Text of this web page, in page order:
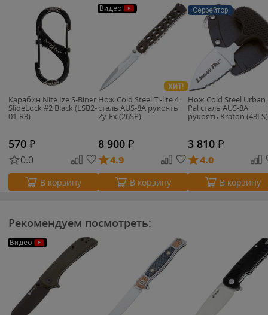
Карабин Nite Ize S-Biner
SlideLock #2 Black (LSB2-
01-R3)
570 ₽
0.0
В корзину
Видео
ХИТ!
Нож Cold Steel Ti-lite 4
сталь AUS-8A рукоять
Zy-Ex (26SP)
8 900 ₽
4.9
В корзину
Серрейтор
Нож Cold Steel Urban
Pal сталь AUS-8A
рукоять Kraton (43LS)
3 810 ₽
4.0
В корзину
Рекомендуем посмотреть:
Видео